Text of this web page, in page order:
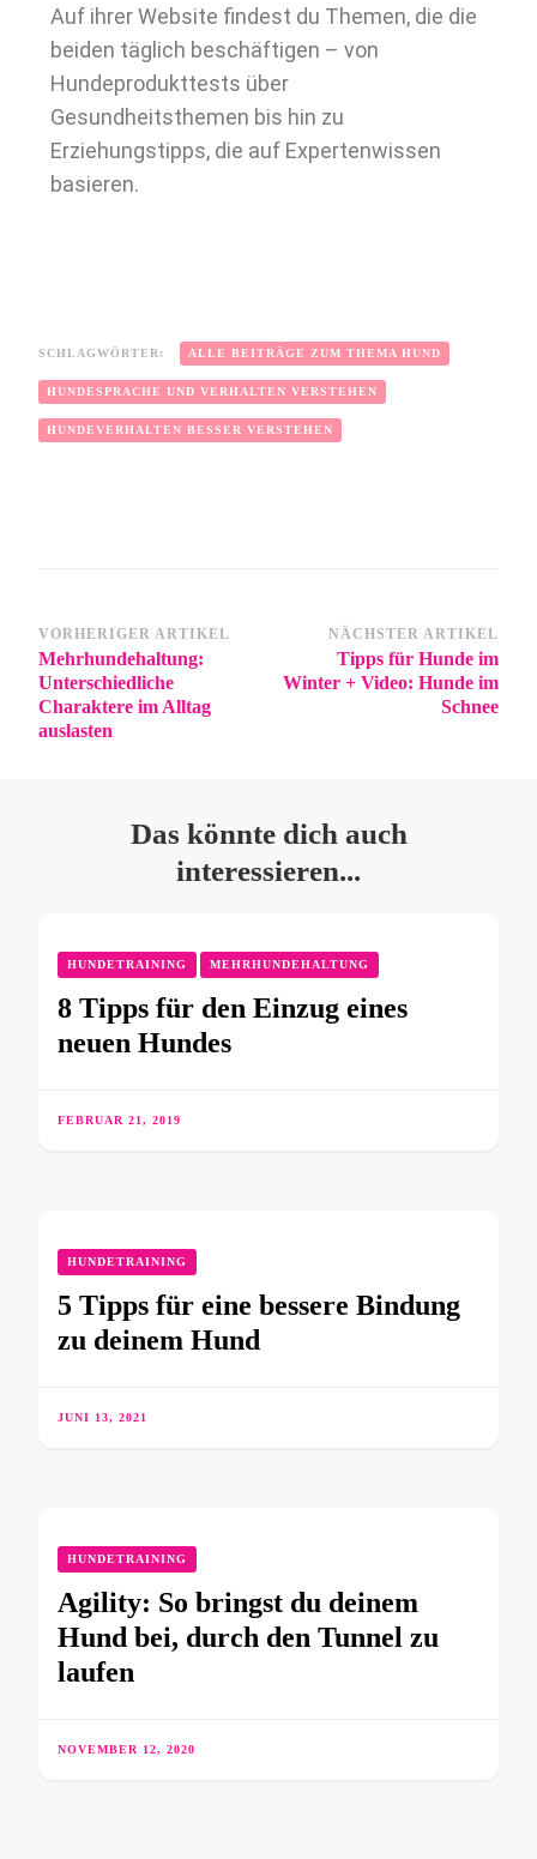
Auf ihrer Website findest du Themen, die die
beiden täglich beschäftigen – von
Hundeprodukttests über
Gesundheitsthemen bis hin zu
Erziehungstipps, die auf Expertenwissen
basieren.
SCHLAGWÖRTER: ALLE BEITRÄGE ZUM THEMA HUND
HUNDESPRACHE UND VERHALTEN VERSTEHEN
HUNDEVERHALTEN BESSER VERSTEHEN
VORHERIGER ARTIKEL
Mehrhundehaltung:
Unterschiedliche
Charaktere im Alltag
auslasten
NÄCHSTER ARTIKEL
Tipps für Hunde im
Winter + Video: Hunde im
Schnee
Das könnte dich auch
interessieren...
HUNDETRAINING MEHRHUNDEHALTUNG
8 Tipps für den Einzug eines
neuen Hundes
FEBRUAR 21, 2019
HUNDETRAINING
5 Tipps für eine bessere Bindung
zu deinem Hund
JUNI 13, 2021
HUNDETRAINING
Agility: So bringst du deinem
Hund bei, durch den Tunnel zu
laufen
NOVEMBER 12, 2020